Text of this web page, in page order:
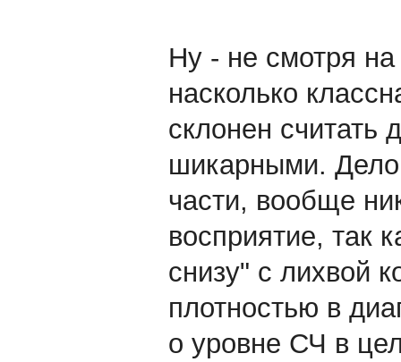
Ну - не смотря на
насколько
склонен считать
шикарными.
части, вообще
восприятие, так
снизу" с лихвой
плотностью в
о уровне СЧ в